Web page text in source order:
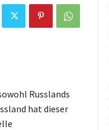
Russlands
hat dieser